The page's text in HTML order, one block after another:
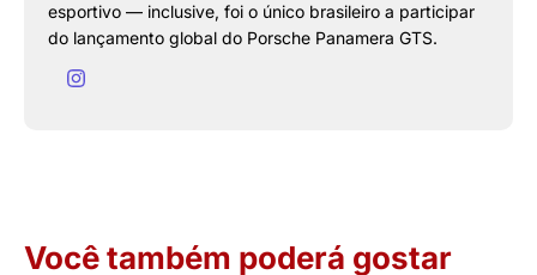
esportivo — inclusive, foi o único brasileiro a participar
do lançamento global do Porsche Panamera GTS.
Você também poderá gostar